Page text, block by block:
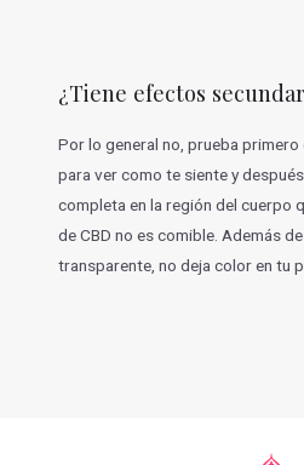
¿Tiene efectos
Por lo general no, prueba primero
para ver como te siente y
completa en la región del cuerpo
de CBD no es comible. Además
transparente, no deja color en tu